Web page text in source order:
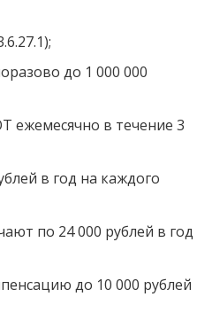
до 1 000 000
ежемесячно в течение 3
в год на каждого
по 24 000 рублей в год
до 10 000 рублей